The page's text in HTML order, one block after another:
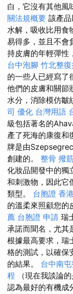
白，它沒有其他風
關法規概要 該產
水解，吸收比用食
易得多，並且不會
持皮膚的年輕彈性
台中泡腳 竹北整
的一些人已經寫了
他們的皮膚和關節
水分，消除模仿皺
司 優化 台灣用語
級包括著名的
產了死海的康復和
牌是由
創建的。 整骨 撥
化妝品開發中的獨
和刺激物，因此它
類型。 台胞證 香港
的溫柔來照顧您的
薦 台胞證 申請 瑞
承諾而聞名，尤其
根據最高要求，瑞
格的測試，以確保
的結果。 台中南
程 （現在我談論
認為最好的有機成